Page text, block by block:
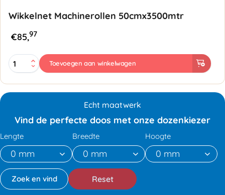
Wikkelnet Machinerollen 50cmx3500mtr
€85,97
Wikkelnet
Machinerollen
aantal
Toevoegen aan winkelwagen
Echt maatwerk
Vind de perfecte doos met onze dozenkiezer
Lengte Breedte Hoogte
Reset